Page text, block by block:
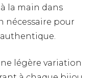
la main dans
nécessaire pour
légère variation